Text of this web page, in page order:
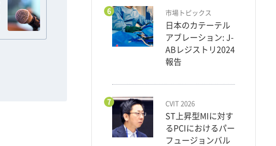
6 市場トピックス
日本のカテーテル
アブレーション: J-
ABレジストリ2024
報告
7 CVIT 2026
ST上昇型MIに対す
るPCIにおけるパー
フュージョンバル